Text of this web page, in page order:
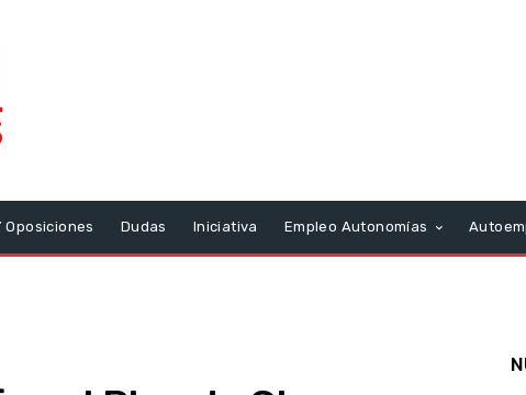
Oposiciones Dudas Iniciativa Empleo Autonomías